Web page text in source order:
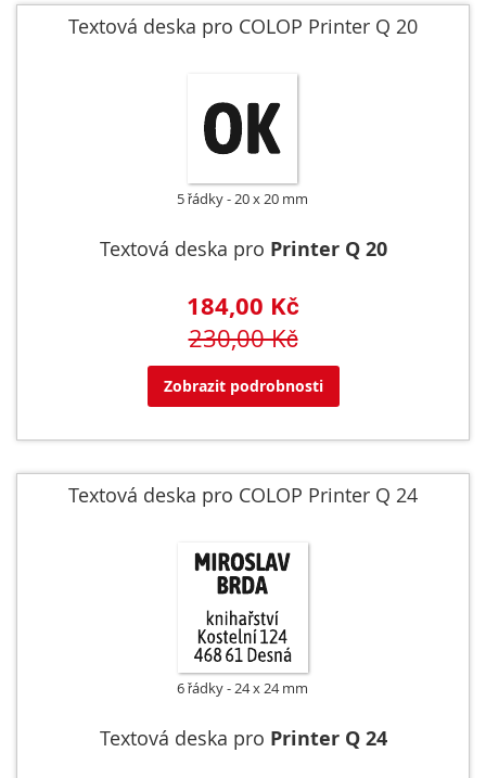
Textová deska pro COLOP Printer Q 20
5 řádky 20 x 20 mm
Textová deska pro Printer Q 20
184,00 Kč
230,00 Kč
Zobrazit podrobnosti
Textová deska pro COLOP Printer Q 24
6 řádky 24 x 24 mm
Textová deska pro Printer Q 24